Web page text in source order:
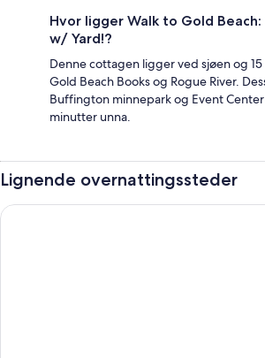
Hvor ligger Walk to Gold
w/ Yard!?
Denne cottagen ligger ved sjøen og
Gold Beach Books og Rogue River.
Buffington minnepark og Event Center
minutter unna.
Lignende overnattingssteder
Motel 6 Gold Beach, OR